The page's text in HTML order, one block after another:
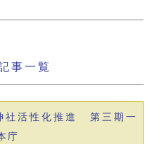
事一覧
社活性化推進 第三期一
庁